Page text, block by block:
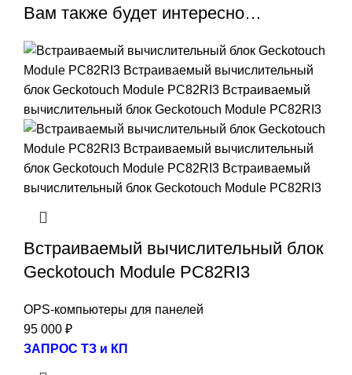
Вам также будет интересно…
Встраиваемый вычислительный блок
Geckotouch Module PC82RI3
OPS-компьютеры для панелей
95 000 ₽
ЗАПРОС ТЗ и КП